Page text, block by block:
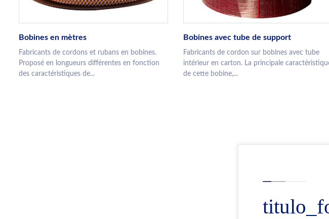
Bobines en mètres
Fabricants de cordons et rubans en bobines.
Proposé en longueurs différentes en fonction
des caractéristiques de...
Bobines avec tube de support
Fabricants de cordon sur bobines avec tube
intérieur en carton. La principale
de cette bobine,...